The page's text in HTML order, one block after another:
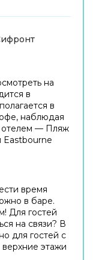
на
в
в
наблюдая
отелем — Пляж
Eastbourne
время
в баре.
Для гостей
на связи? В
для гостей с
этажи